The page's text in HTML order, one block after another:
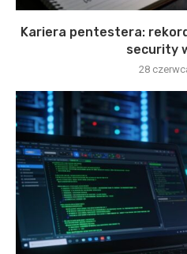
Kariera pentestera:
security
28